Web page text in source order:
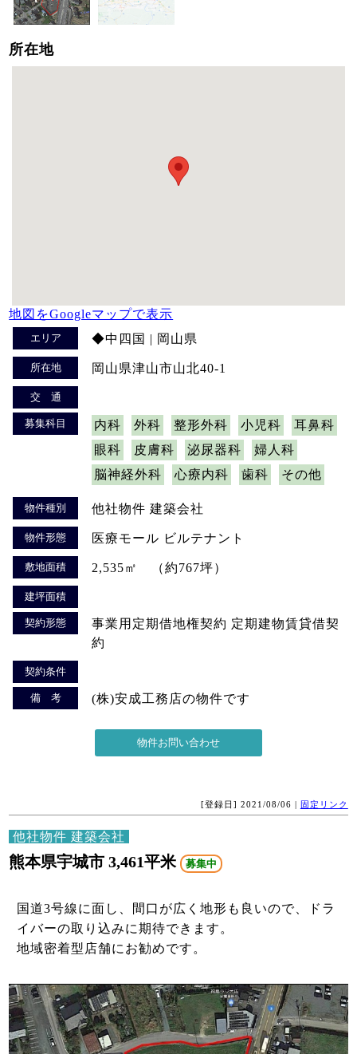
所在地
地図をGoogleマップで表示
エリア ◆中四国 | 岡山県
所在地 岡山県津山市山北40-1
交 通
募集科目 内科 外科 整形外科 小児科
耳鼻科
眼科
皮膚科 泌尿器科
婦人科
脳神経外科
心療内科 歯科 その他
物件種別 他社物件 建築会社
物件形態 医療モール ビルテナント
敷地面積 2,535㎡ （約767坪）
建坪面積
契約形態
事業用定期借地権契約 定期建物賃貸借契
約
契約条件
備 考 (株)安成工務店の物件です
[登録日] 2021/08/06 | 固定リンク
他社物件 建築会社
熊本県宇城市 3,461平米 募集中
国道3号線に面し、間口が広く地形も良いので、ドラ
イバーの取り込みに期待できます。
地域密着型店舗にお勧めです。